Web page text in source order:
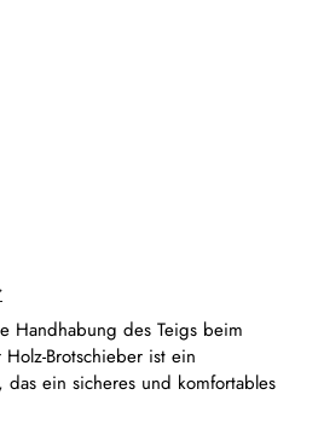
Handhabung des Teigs beim
Brotschieber ist ein
das ein sicheres und komfortables